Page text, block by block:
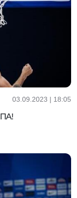
03.09.2023 | 18:05